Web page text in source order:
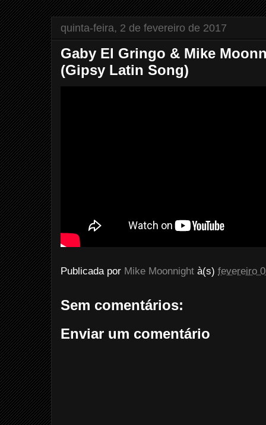
quinta-feira, 2 de fevereiro de 2017
Gaby El Gringo & Mike
(Gipsy Latin Song)
Publicada por Mike Moonnight à(s) fevereiro
Sem comentários:
Enviar um comentário